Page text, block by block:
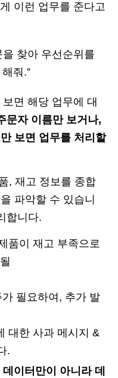
이런 업무를 준다고
찾아 우선순위를
줘.”
면 해당 업무에 대
문자 이름만 보거나,
보면 업무를 처리할
, 재고 정보를 종합
파악할 수 있습니
합니다.
품이 재고 부족으로
필요하여, 추가 발
대한 사과 메시지 &
.
이터만이 아니라 데